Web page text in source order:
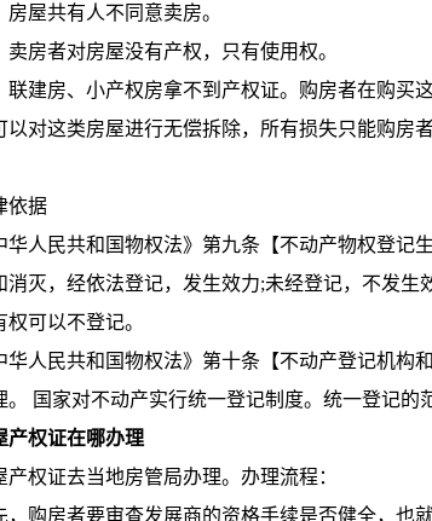
共有人不同意卖房。
者对房屋没有产权，只有使用权。
房、小产权房拿不到产权证。购房者在购买
以对这类房屋进行无偿拆除，所有损失只能购房
据
民共和国物权法》第九条【不动产物权登记生
消灭，经依法登记，发生效力;未经登记，不发
可以不登记。
民共和国物权法》第十条【不动产登记机构
。 国家对不动产实行统一登记制度。统一登记的
权证在哪办理
证去当地房管局办理。办理流程：
房者要审查发展商的资格手续是否健全，也就